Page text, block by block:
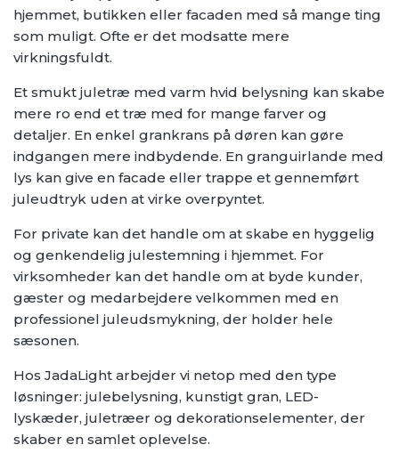
hjemmet, butikken eller facaden med så mange ting
som muligt. Ofte er det modsatte mere
virkningsfuldt.
Et smukt juletræ med varm hvid belysning kan skabe
mere ro end et træ med for mange farver og
detaljer. En enkel grankrans på døren kan gøre
indgangen mere indbydende. En granguirlande med
lys kan give en facade eller trappe et gennemført
juleudtryk uden at virke overpyntet.
For private kan det handle om at skabe en hyggelig
og genkendelig julestemning i hjemmet. For
virksomheder kan det handle om at byde kunder,
gæster og medarbejdere velkommen med en
professionel juleudsmykning, der holder hele
sæsonen.
Hos JadaLight arbejder vi netop med den type
løsninger: julebelysning, kunstigt gran, LED-
lyskæder, juletræer og dekorationselementer, der
skaber en samlet oplevelse.